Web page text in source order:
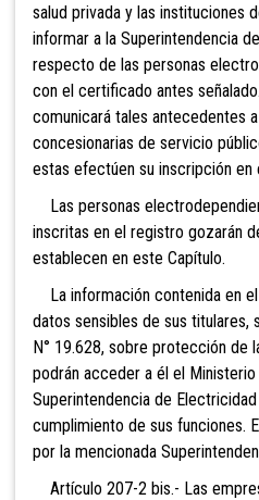
salud privada y las instituciones
informar a la Superintendencia
respecto de las personas
con el certificado antes
comunicará tales antecedentes
concesionarias de servicio
estas efectúen su inscripción en
Las personas
inscritas en el registro gozarán
establecen en este Capítulo.
La información contenida en
datos sensibles de sus titulares,
N° 19.628, sobre protección de
podrán acceder a él el Ministerio
Superintendencia de
cumplimiento de sus funciones.
por la mencionada
Artículo 207-2 bis.- Las